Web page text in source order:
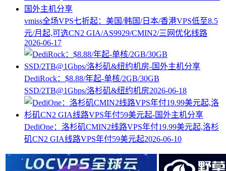
vmiss全场VPS七折起：美国/韩国/日本/香港VPS低至8.5
元/月起,可选CN2 GIA/AS9929/CMIN2/三网优化线路
2026-06-17
DediRock：$8.88/年起-单核/2GB/30GB
SSD/2TB@1Gbps/洛杉矶&纽约机房2026-06-18
DediOne：洛杉矶CMIN2线路VPS年付19.99美元起,洛杉
矶CN2 GIA线路VPS年付59美元起2026-06-10